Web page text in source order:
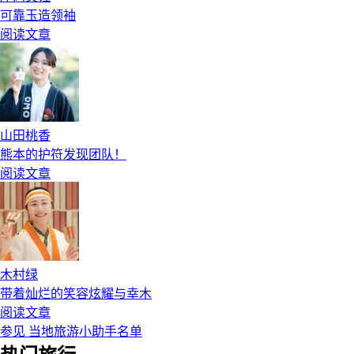
可靠玉造领袖
阅读文章
山田桃香
熊本的护符发现团队！
阅读文章
木村绿
带着灿烂的笑容炫耀与幸木
阅读文章
参见 当地旅游小助手名单